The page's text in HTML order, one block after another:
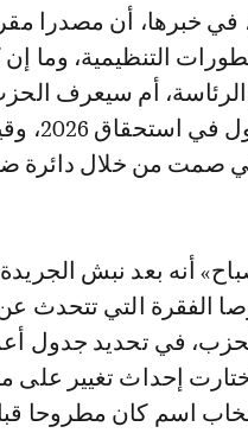
في خبرها، أن مصدرا
التنظيمية، وما
أم سيعرف
احتلال
صمت من خلال دائرة
أنه بعد نبش الجريدة
الفقرة التي تتحدث عن
في تحديد جدول
إحداث تغيير
اسم كان مطروحا